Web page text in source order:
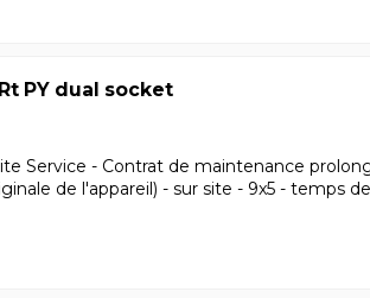
PY dual socket
Service - Contrat de maintenance
de l'appareil) - sur site - 9x5 - temps